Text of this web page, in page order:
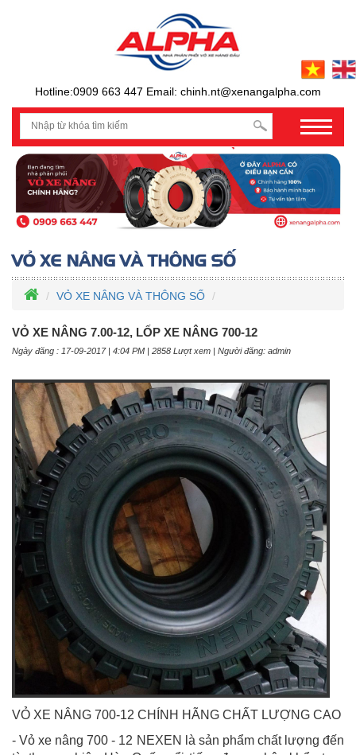
Hotline:0909 663 447 Email: chinh.nt@xenangalpha.com
prev
VỎ XE NÂNG VÀ THÔNG SỐ
VỎ XE NÂNG 7.00-12, LỐP XE NÂNG 700-12
Ngày đăng : 17-09-2017 | 4:04 PM | 2858 Lượt xem | Người đăng: admin
VỎ XE NÂNG 700-12 CHÍNH HÃNG CHẤT LƯỢNG CAO
- Vỏ xe nâng 700 - 12 NEXEN là sản phẩm chất lượng đến